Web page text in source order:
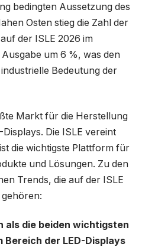
bedingten Aussetzung des
Osten stieg die Zahl der
der ISLE 2026 im
um 6 %, was den
Bedeutung der
Markt für die Herstellung
Die ISLE vereint
die wichtigste Plattform für
und Lösungen. Zu den
Trends, die auf der ISLE
als die beiden wichtigsten
der LED-Displays